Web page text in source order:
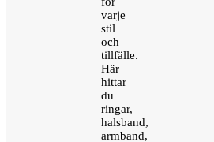
varje
stil
och
tillfälle.
Här
hittar
du
ringar,
halsband,
armband,